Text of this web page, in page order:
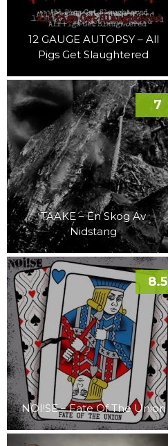
12 GAUGE AUTOPSY – All
Pigs Get Slaughtered
TAAKE – En Skog Av
Nidstang
7
NOI!SE – Fate Of The Union
8.5